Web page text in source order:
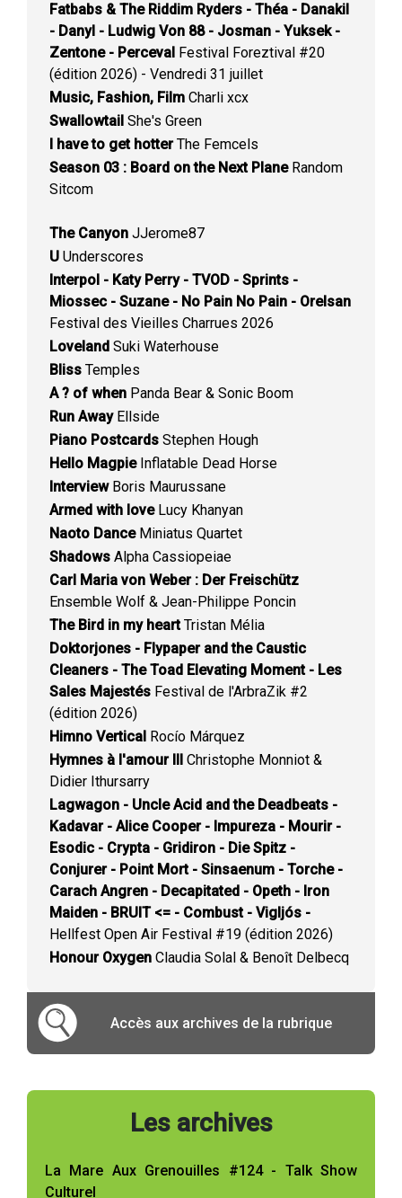
Fatbabs & The Riddim Ryders - Théa - Danakil
- Danyl - Ludwig Von 88 - Josman - Yuksek -
Zentone - Perceval Festival Foreztival #20
(édition 2026) - Vendredi 31 juillet
Music, Fashion, Film Charli xcx
Swallowtail She's Green
I have to get hotterThe Femcels
Season 03 : Board on the Next PlaneRandom
Sitcom
The Canyon JJerome87
U Underscores
Interpol - Katy Perry - TVOD - Sprints -
Miossec - Suzane - No Pain No Pain - Orelsan
Festival des Vieilles Charrues 2026
Loveland Suki Waterhouse
Bliss Temples
A ? of when Panda Bear & Sonic Boom
Run AwayEllside
Piano Postcards Stephen Hough
Hello MagpieInflatable Dead Horse
InterviewBoris Maurussane
Armed with loveLucy Khanyan
Naoto DanceMiniatus Quartet
Shadows Alpha Cassiopeiae
Carl Maria von Weber : Der Freischütz
Ensemble Wolf & Jean-Philippe Poncin
The Bird in my heartTristan Mélia
Doktorjones - Flypaper and the Caustic
Cleaners - The Toad Elevating Moment - Les
Sales Majestés Festival de l'ArbraZik #2
(édition 2026)
Himno Vertical Rocío Márquez
Hymnes à l'amour III Christophe Monniot &
Didier Ithursarry
Lagwagon - Uncle Acid and the Deadbeats -
Kadavar - Alice Cooper - Impureza - Mourir -
Esodic - Crypta - Gridiron - Die Spitz -
Conjurer - Point Mort - Sinsaenum - Torche -
Carach Angren - Decapitated - Opeth - Iron
Maiden - BRUIT <= - Combust - Vigljós -
Hellfest Open Air Festival #19 (édition 2026)
Honour Oxygen Claudia Solal & Benoît Delbecq
Accès aux archives de la rubrique
Les archives
La Mare Aux Grenouilles #124 - Talk Show
Culturel